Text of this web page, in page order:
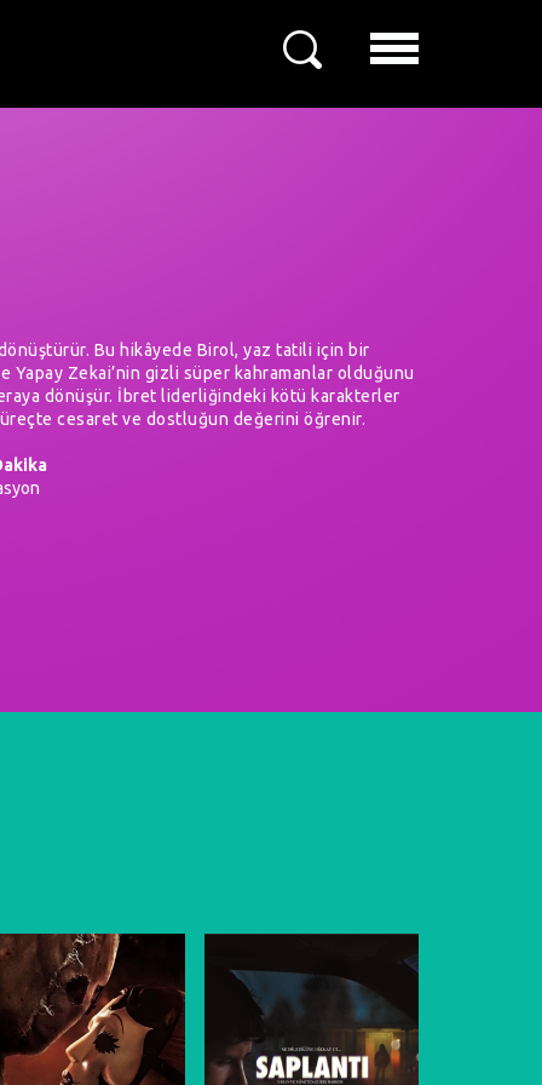
Bu hikâyede Birol, yaz tatili için bir
Yapay Zekai’nin gizli süper kahramanlar olduğunu
dönüşür. İbret liderliğindeki kötü karakterler
cesaret ve dostluğun değerini öğrenir.